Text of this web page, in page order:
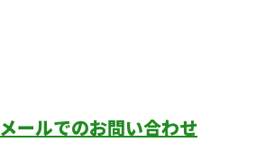
メールでのお問い合わせ